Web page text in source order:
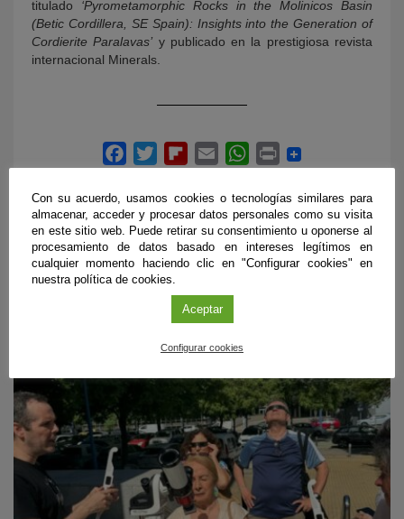
titulado ‘Pyrometamorphic Rocks in the Molinicos Basin
(Betic Cordillera, SE Spain): Insights into the Generation of
Cordierite Paralavas’ y publicado en la prestigiosa revista
internacional Minerals.
ÚLTIMAS PUBLICACIONES
Con su acuerdo, usamos cookies o tecnologías similares para
almacenar, acceder y procesar datos personales como su visita
en este sitio web. Puede retirar su consentimiento u oponerse al
procesamiento de datos basado en intereses legítimos en
cualquier momento haciendo clic en "Configurar cookies" en
nuestra política de cookies.
Aceptar
Configurar cookies